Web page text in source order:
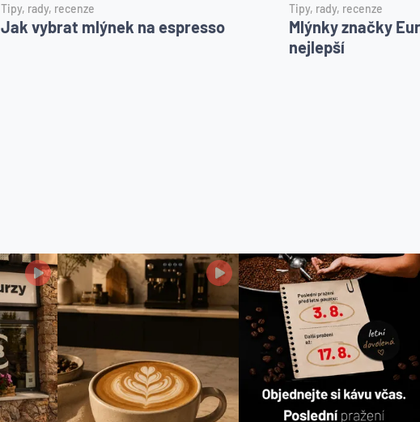
Tipy, rady, recenze
Jak vybrat mlýnek na espresso
Tipy, rady, recenze
Mlýnky značky
nejlepší